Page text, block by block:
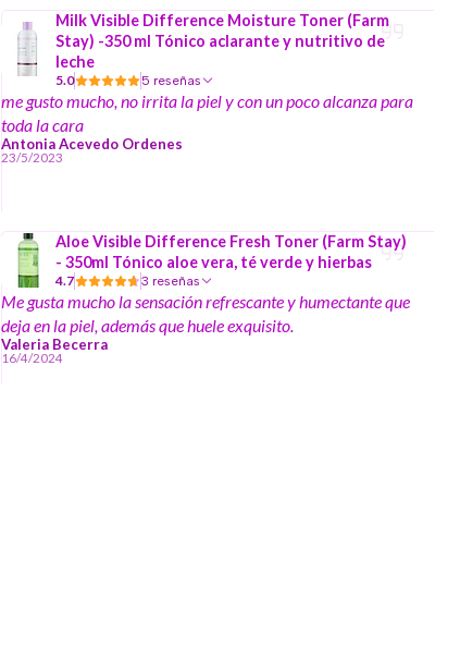
Milk Visible Difference Moisture Toner (Farm
Stay) -350 ml Tónico aclarante y nutritivo de
leche
5.0 5 reseñas
me gusto mucho, no irrita la piel y con un poco alcanza para
toda la cara
Antonia Acevedo Ordenes
23/5/2023
Aloe Visible Difference Fresh Toner (Farm Stay)
- 350ml Tónico aloe vera, té verde y hierbas
4.7 3 reseñas
Me gusta mucho la sensación refrescante y humectante que
deja en la piel, además que huele exquisito.
Valeria Becerra
16/4/2024